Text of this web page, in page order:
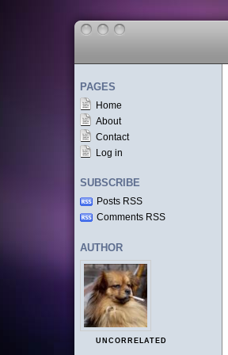
PAGES
Home
About
Contact
Log in
SUBSCRIBE
Posts RSS
Comments RSS
AUTHOR
UNCORRELATED